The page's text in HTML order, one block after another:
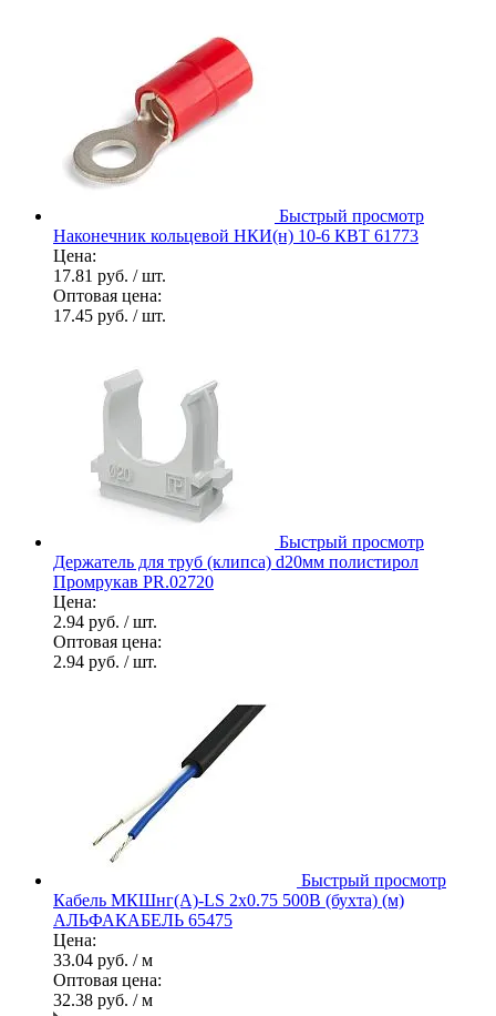
Быстрый просмотр
Наконечник кольцевой НКИ(н) 10-6 КВТ 61773
Цена:
17.81 руб. / шт.
Оптовая цена:
17.45 руб. / шт.
Быстрый просмотр
Держатель для труб (клипса) d20мм полистирол
Промрукав PR.02720
Цена:
2.94 руб. / шт.
Оптовая цена:
2.94 руб. / шт.
Быстрый просмотр
Кабель МКШнг(А)-LS 2х0.75 500В (бухта) (м)
АЛЬФАКАБЕЛЬ 65475
Цена:
33.04 руб. / м
Оптовая цена:
32.38 руб. / м